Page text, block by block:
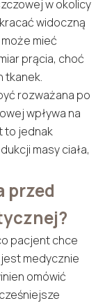
w okolicy
widoczną
mieć
prącia, choć
tkanek.
rozważana po
wpływa na
to jednak
masy ciała,
przed
pacjent chce
medycznie
omówić